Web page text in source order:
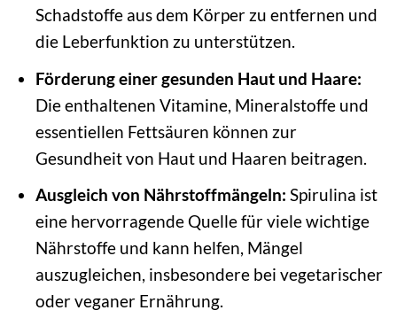
Schadstoffe aus dem Körper zu entfernen und
die Leberfunktion zu unterstützen.
Förderung einer gesunden Haut und Haare:
Die enthaltenen Vitamine, Mineralstoffe und
essentiellen Fettsäuren können zur
Gesundheit von Haut und Haaren beitragen.
Ausgleich von Nährstoffmängeln: Spirulina ist
eine hervorragende Quelle für viele wichtige
Nährstoffe und kann helfen, Mängel
auszugleichen, insbesondere bei vegetarischer
oder veganer Ernährung.